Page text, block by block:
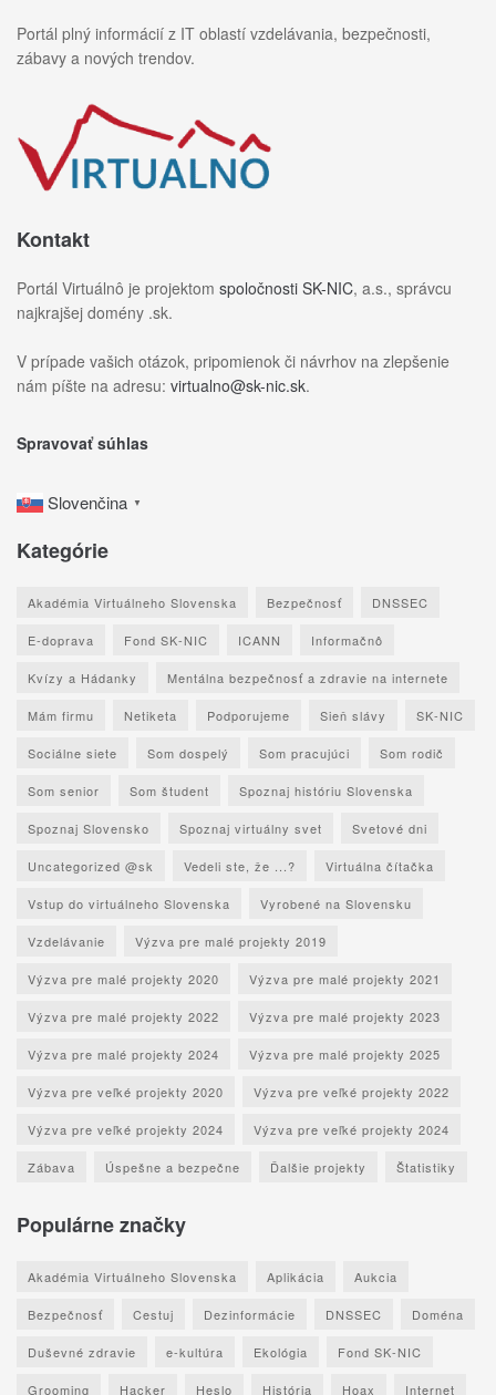
Portál plný informácií z IT oblastí vzdelávania, bezpečnosti,
zábavy a nových trendov.
Kontakt
Portál Virtuálnô je projektom spoločnosti SK-NIC, a.s., správcu
najkrajšej domény .sk.
V prípade vašich otázok, pripomienok či návrhov na zlepšenie
nám píšte na adresu: virtualno@sk-nic.sk.
Spravovať súhlas
Slovenčina ▼
Kategórie
Akadémia Virtuálneho Slovenska Bezpečnosť DNSSEC
E-doprava Fond SK-NIC ICANN Informačnô
Kvízy a Hádanky Mentálna bezpečnosť a zdravie na internete
Mám firmu Netiketa Podporujeme Sieň slávy SK-NIC
Sociálne siete Som dospelý Som pracujúci Som rodič
Som senior Som študent Spoznaj históriu Slovenska
Spoznaj Slovensko Spoznaj virtuálny svet Svetové dni
Uncategorized @sk Vedeli ste, že ...? Virtuálna čítačka
Vstup do virtuálneho Slovenska Vyrobené na Slovensku
Vzdelávanie Výzva pre malé projekty 2019
Výzva pre malé projekty 2020 Výzva pre malé projekty 2021
Výzva pre malé projekty 2022 Výzva pre malé projekty 2023
Výzva pre malé projekty 2024 Výzva pre malé projekty 2025
Výzva pre veľké projekty 2020 Výzva pre veľké projekty 2022
Výzva pre veľké projekty 2024 Výzva pre veľké projekty 2024
Zábava Úspešne a bezpečne Ďalšie projekty Štatistiky
Populárne značky
Akadémia Virtuálneho Slovenska Aplikácia Aukcia
Bezpečnosť Cestuj Dezinformácie DNSSEC Doména
Duševné zdravie e-kultúra Ekológia Fond SK-NIC
Grooming Hacker Heslo História Hoax Internet